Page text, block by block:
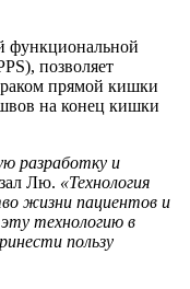
функциональной
позволяет
прямой кишки
на конец кишки
разработку и
Лю. «Технология
жизни пациентов и
технологию в
пользу